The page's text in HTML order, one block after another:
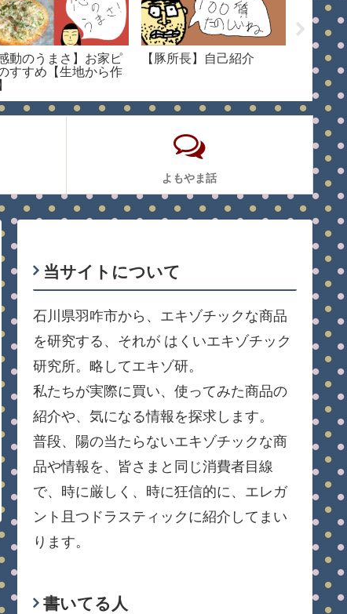
感動のうまさ】お家ピ
すすめ【生地から作
【豚所長】自己紹介
【実録
に夜な
いた話
験】
よもやま話
当サイトについて
石川県羽咋市から、エキゾチックな商品
を研究する、それが はくいエキゾチック
研究所。略してエキゾ研。
私たちが実際に買い、使ってみた商品の
紹介や、気になる情報を探求します。
普段、陽の当たらないエキゾチックな商
品や情報を、皆さまと同じ消費者目線
で、時に厳しく、時に狂信的に、エレガ
ント且つドラスティックに紹介してまい
ります。
書いてる人